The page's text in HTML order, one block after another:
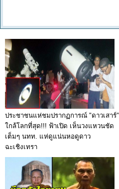
ประชาชนแห่ชมปรากฏการณ์ "ดาวเสาร์"
ใกล้โลกที่สุด!!! ฟ้าเปิด เห็นวงแหวนชัด
เต็มๆ นทท. แห่ดูแน่นหอดูดาว
ฉะเชิงเทรา